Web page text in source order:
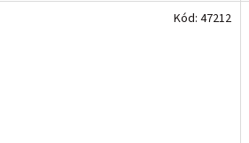
Kód: 47212